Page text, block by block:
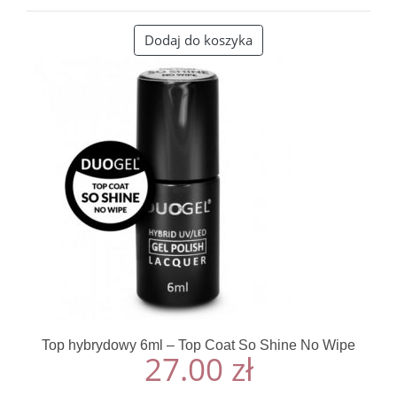
Dodaj do koszyka
Top hybrydowy 6ml – Top Coat So Shine No Wipe
27.00 zł